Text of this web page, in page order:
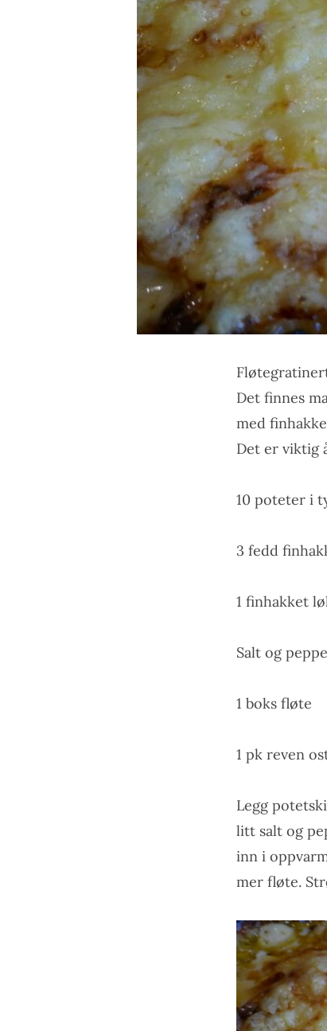
Det finnes
med
Det er viktig
10 poteter i
3 fedd
1 finhakket
Salt og
1 boks fløte
1 pk reven
Legg
litt salt og
inn i
mer fløte.